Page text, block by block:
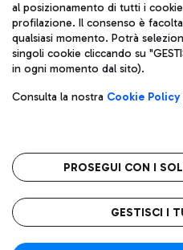
Codice fiscale e Registro delle
IVA 06572251004
Capitale sociale 62.224.743,00
Sede legale: Via Pier Paolo
telefono +39 06 65951
Privacy policy
al posizionamento di tutti i
profilazione. Il consenso è
qualsiasi momento. Potrà
singoli cookie cliccando su
in ogni momento dal sito).
Consulta la nostra Cookie Policy
PROSEGUI CON I
GESTISCI I